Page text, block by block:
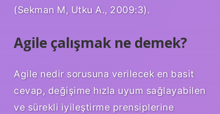
(Sekman M, Utku A., 2009:3).
Agile çalışmak ne demek?
Agile nedir sorusuna verilecek en basit
cevap, değişime hızla uyum sağlayabilen
ve sürekli iyileştirme prensiplerine